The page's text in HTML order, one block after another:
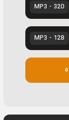
320 - MP3
128 - MP3